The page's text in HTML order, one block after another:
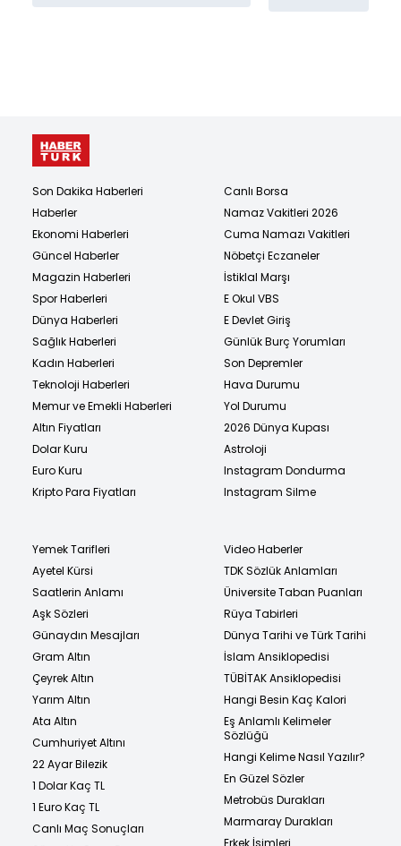
Son Dakika Haberleri
Haberler
Ekonomi Haberleri
Güncel Haberler
Magazin Haberleri
Spor Haberleri
Dünya Haberleri
Sağlık Haberleri
Kadın Haberleri
Teknoloji Haberleri
Memur ve Emekli Haberleri
Altın Fiyatları
Dolar Kuru
Euro Kuru
Kripto Para Fiyatları
Canlı Borsa
Namaz Vakitleri 2026
Cuma Namazı Vakitleri
Nöbetçi Eczaneler
İstiklal Marşı
E Okul VBS
E Devlet Giriş
Günlük Burç Yorumları
Son Depremler
Hava Durumu
Yol Durumu
2026 Dünya Kupası
Astroloji
Instagram Dondurma
Instagram Silme
Yemek Tarifleri
Ayetel Kürsi
Saatlerin Anlamı
Aşk Sözleri
Günaydın Mesajları
Gram Altın
Çeyrek Altın
Yarım Altın
Ata Altın
Cumhuriyet Altını
22 Ayar Bilezik
1 Dolar Kaç TL
1 Euro Kaç TL
Canlı Maç Sonuçları
Video Haberler
TDK Sözlük Anlamları
Üniversite Taban Puanları
Rüya Tabirleri
Dünya Tarihi ve Türk Tarihi
İslam Ansiklopedisi
TÜBİTAK Ansiklopedisi
Hangi Besin Kaç Kalori
Eş Anlamlı Kelimeler
Sözlüğü
Hangi Kelime Nasıl Yazılır?
En Güzel Sözler
Metrobüs Durakları
Marmaray Durakları